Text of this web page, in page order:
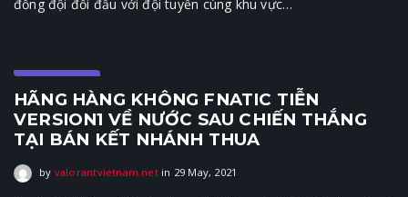
đồng đội đối đầu với đội tuyển cùng khu vực…
E-Sports
HÃNG HÀNG KHÔNG FNATIC TIỄN
VERSION1 VỀ NƯỚC SAU CHIẾN THẮNG
TẠI BÁN KẾT NHÁNH THUA
by valorantvietnam.netin 29 May, 2021